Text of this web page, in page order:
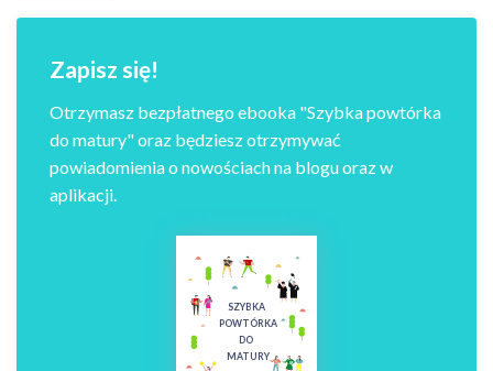
Zapisz się!
Otrzymasz bezpłatnego ebooka "Szybka powtórka
do matury" oraz będziesz otrzymywać
powiadomienia o nowościach na blogu oraz w
aplikacji.
SZYBKA
POWTÓRKA
DO
MATURY